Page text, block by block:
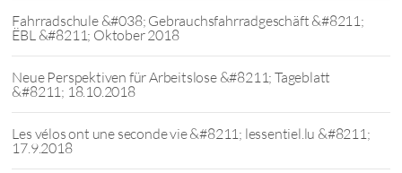
Fahrradschule &#038; Gebrauchsfahrradgeschäft &#8211;
ËBL &#8211; Oktober 2018
Neue Perspektiven für Arbeitslose &#8211; Tageblatt
&#8211; 18.10.2018
Les vélos ont une seconde vie &#8211; lessentiel.lu &#8211;
17.9.2018